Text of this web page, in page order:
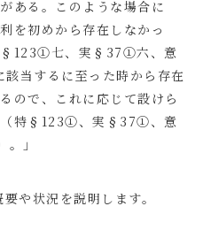
ある。このような場合に
を初めから存在しなかっ
123①七、実§ 37①六、意
当するに至った時から存在
ので、これに応じて設けら
特§ 123①、実§ 37①、意
」
や状況を説明します。